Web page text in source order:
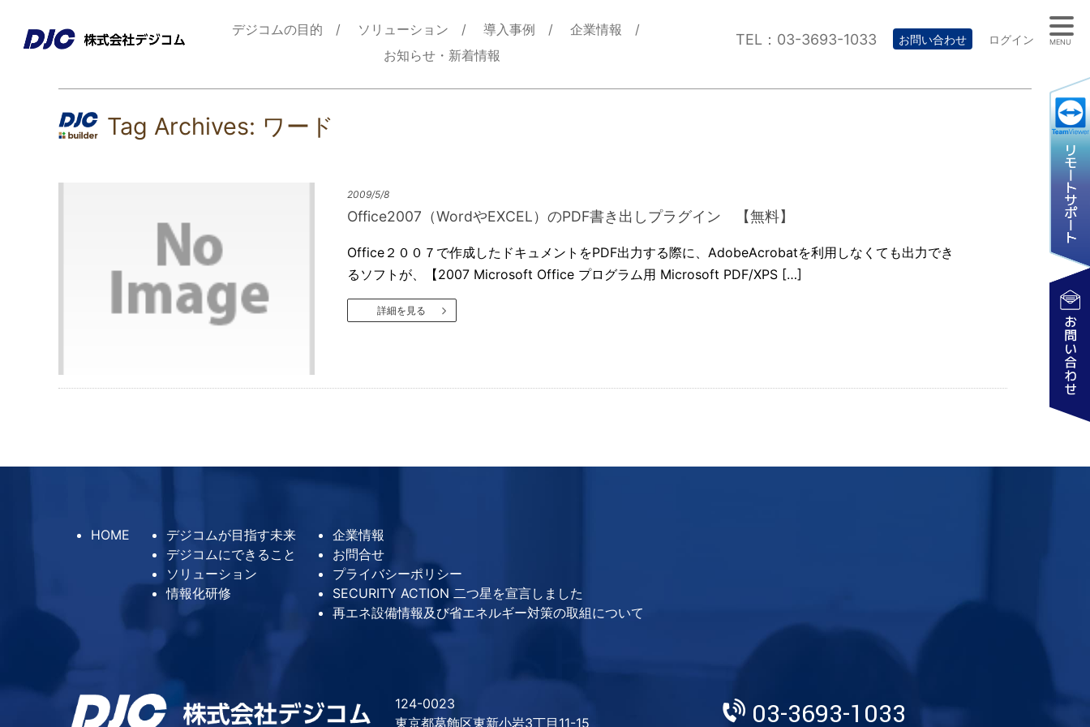
デジコムの目的 ソリューション 導入事例
企業情報
お知らせ・新着情報
TEL：03-3693-1033 お問い合わせ ログイン
Tag Archives: ワード
2009/5/8
Office2007（WordやEXCEL）のPDF書き出しプラグイン 【無料】
Office２００７で作成したドキュメントをPDF出力する際に、AdobeAcrobatを利用しなくても出力でき
るソフトが、【2007 Microsoft Office プログラム用 Microsoft PDF/XPS […]
詳細を見る
MENU
HOME
デジコムが目指す未来
デジコムにできること
ソリューション
情報化研修
企業情報
お問合せ
プライバシーポリシー
SECURITY ACTION 二つ星を宣言しました
再エネ設備情報及び省エネルギー対策の取組について
124-0023
東京都葛飾区東新小岩3丁目11-15
03-3693-1033